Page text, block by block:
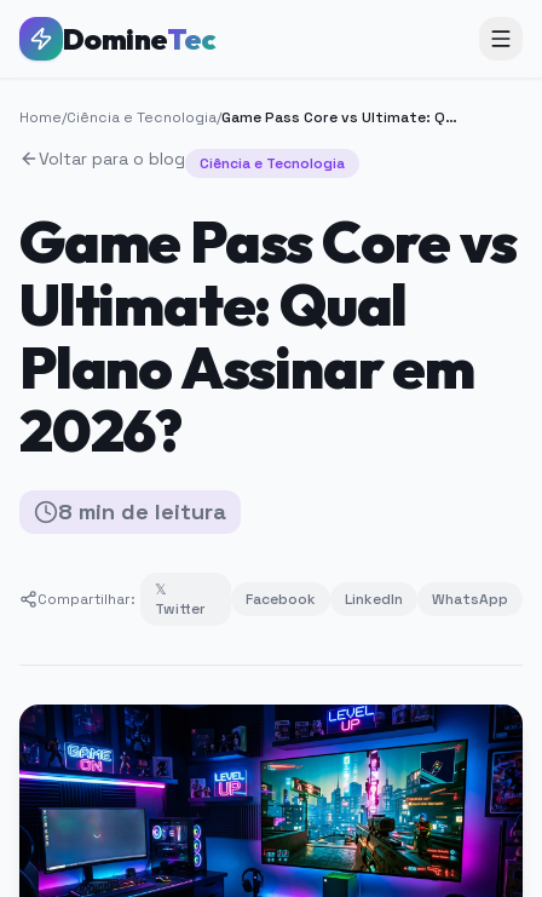
DomineTec
Home/Ciência e Tecnologia/ Game Pass Core vs Ultimate: Qual Plano Assinar em 2026?
Voltar para o blog Ciência e Tecnologia
Game Pass Core vs
Ultimate: Qual
Plano Assinar em
2026?
8 min de leitura
Compartilhar:
𝕏
Twitter
Facebook LinkedIn WhatsApp